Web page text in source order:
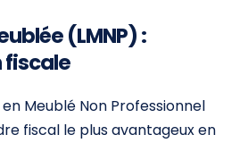
(LMNP) :
Meublé Non Professionnel
fiscal le plus avantageux en